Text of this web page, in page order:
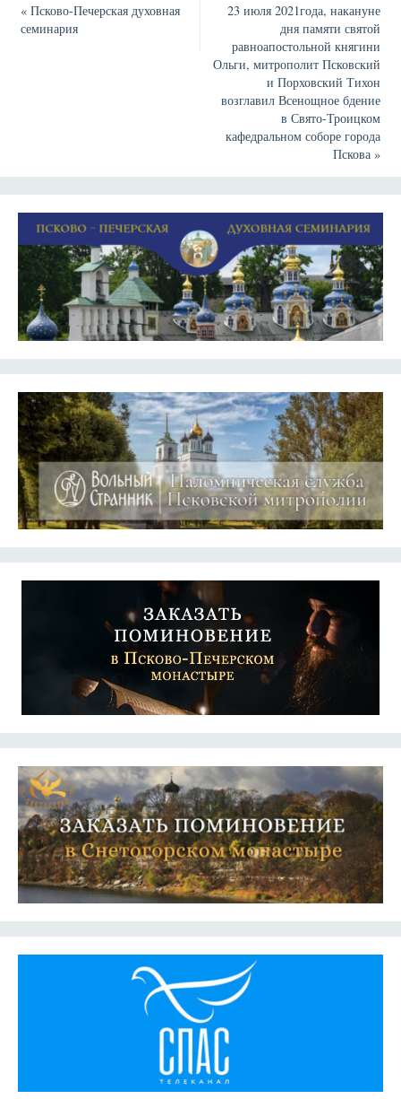
«Псково-Печерская духовная
семинария
23 июля 2021года, накануне
дня памяти святой
равноапостольной княгини
Ольги, митрополит Псковский
и Порховский Тихон
возглавил Всенощное бдение
в Свято-Троицком
кафедральном соборе города
Пскова»